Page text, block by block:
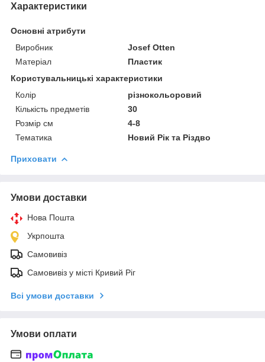
Характеристики
Основні атрибути
Виробник
Josef Otten
Матеріал
Пластик
Користувальницькі характеристики
Колір
різнокольоровий
Кількість предметів
30
Розмір см
4-8
Тематика
Новий Рік та Різдво
Приховати
Умови доставки
Нова Пошта
Укрпошта
Самовивіз
Самовивіз у місті Кривий Ріг
Всі умови доставки
Умови оплати